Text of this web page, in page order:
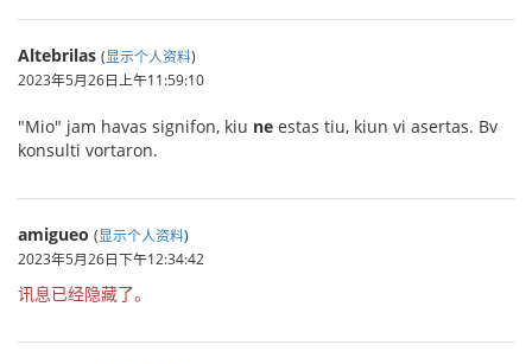
Altebrilas (显示个人资料)
2023年5月26日上午11:59:10
"Mio" jam havas signifon, kiu ne estas tiu, kiun vi asertas. Bv
konsulti vortaron.
amigueo (显示个人资料)
2023年5月26日下午12:34:42
讯息已经隐藏了。